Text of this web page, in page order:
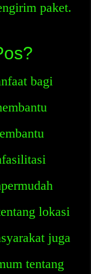
paket.
bagi
lokasi
juga
tentang